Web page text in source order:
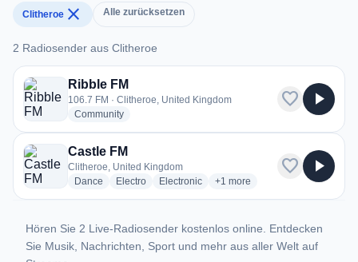
Clitheroe close Alle zurücksetzen
2 Radiosender aus Clitheroe
2 Radiosender aus Clitheroe
Ribble FM
106.7 FM · Clitheroe, United Kingdom
Communityradio stations
favorite play_arrow
Castle FM
Clitheroe, United Kingdom
Dance radio stations
Electroradio stations
Electronicradio stations
+1 more genres for Castle FM
more
favorite play_arrow
Hören Sie 2 Live-Radiosender kostenlos online. Entdecken
Sie Musik, Nachrichten, Sport und mehr aus aller Welt auf